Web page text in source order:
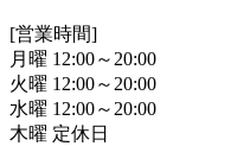
[営業時間]
月曜 12:00～20:00
火曜 12:00～20:00
水曜 12:00～20:00
木曜 定休日